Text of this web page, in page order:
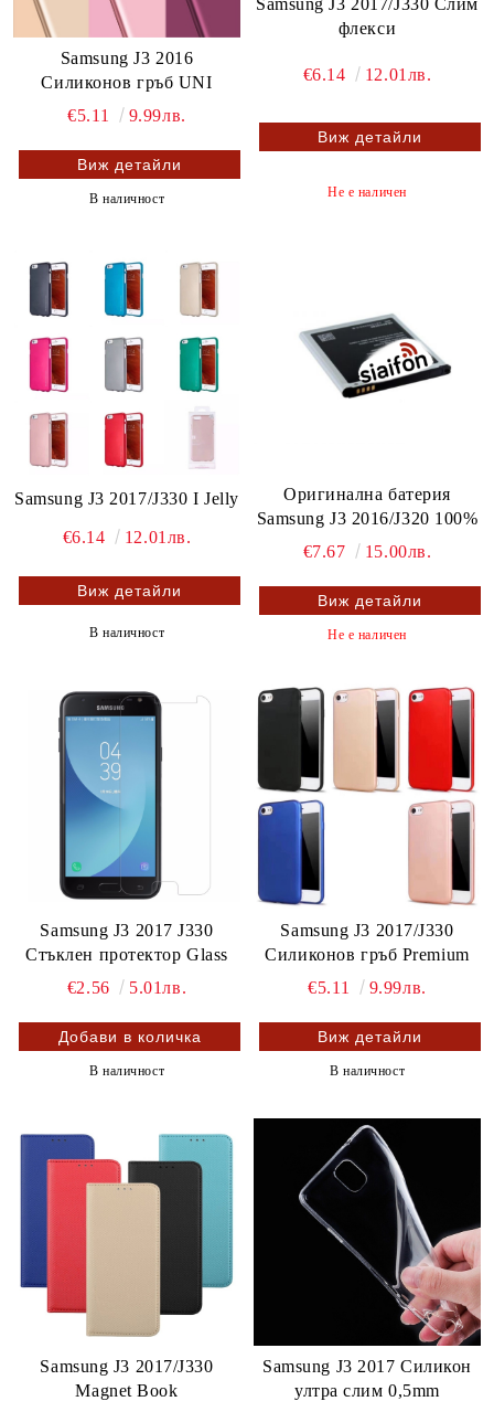
Samsung J3 2016
Силиконов гръб UNI
€5.11
9.99лв.
Виж детайли
В наличност
Samsung J3 2017/J330 Слим
флекси
€6.14 12.01лв.
Виж детайли
Не е наличен
Samsung J3 2017/J330 I Jelly
€6.14 12.01лв.
Виж детайли
В наличност
Оригинална батерия
Samsung J3 2016/J320 100%
€7.67
15.00лв.
Виж детайли
Не е наличен
Samsung J3 2017 J330
Стъклен протектор Glass
€2.56
5.01лв.
В наличност
Samsung J3 2017/J330
Силиконов гръб Premium
€5.11
9.99лв.
Виж детайли
В наличност
Samsung J3 2017/J330
Magnet Book
Samsung J3 2017 Силикон
ултра слим 0,5mm